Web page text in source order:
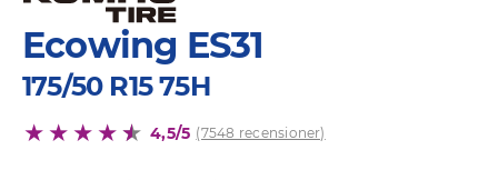
Ecowing ES31
175/50 R15 75H
4,5/5 (7548 recensioner)